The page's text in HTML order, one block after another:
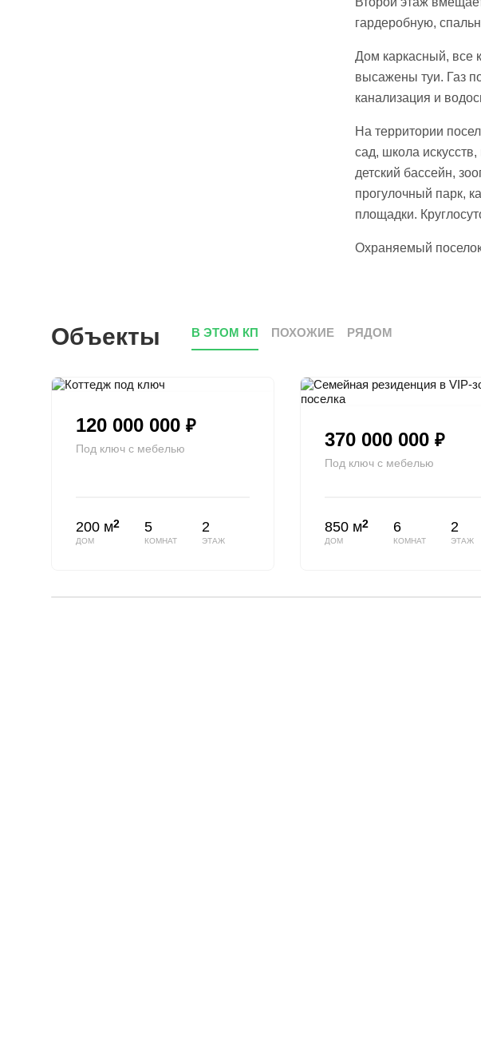
гардеробную,
Дом каркасный, все
высажены туи. Газ
канализация и
На территории
сад, школа
детский бассейн,
прогулочный парк,
площадки.
Охраняемый
Объекты В ЭТОМ КП ПОХОЖИЕ РЯДОМ
120 000 000 ₽
Под ключ с мебелью
200 м2
ДОМ
5
КОМНАТ
2
ЭТАЖ
370 000 000 ₽
Под ключ с мебелью
850 м2
ДОМ
6
КОМНАТ
2
ЭТАЖ